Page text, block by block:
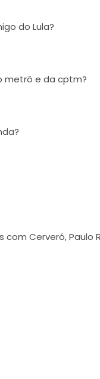
do Lula?
metrô e da cptm?
Cerveró, Paulo